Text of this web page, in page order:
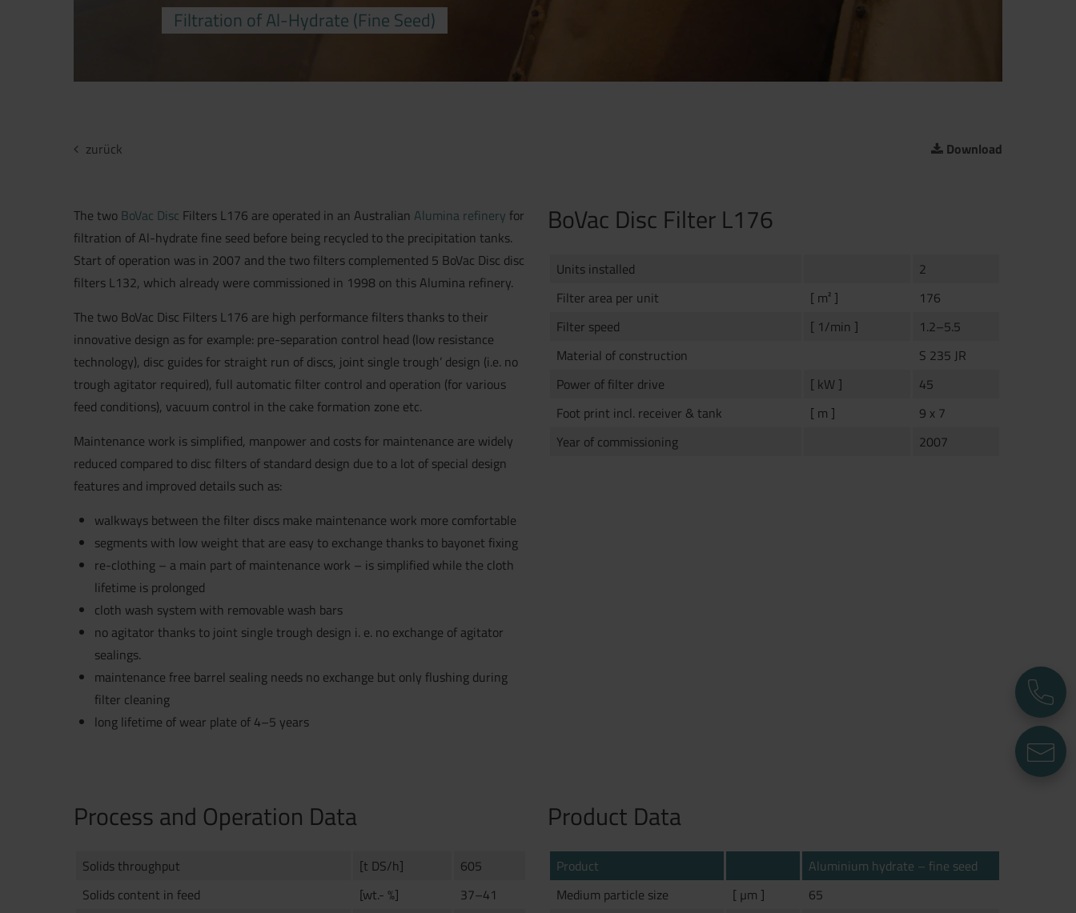
Filtration of Al-Hydrate (Fine Seed)
Download
zurück
The two BoVac Disc Filters L176 are operated in an Australian Alumina refinery for
filtration of Al-hydrate fine seed before being recycled to the precipitation tanks.
Start of operation was in 2007 and the two filters complemented 5 BoVac Disc disc
filters L132, which already were commissioned in 1998 on this Alumina refinery.
The two BoVac Disc Filters L176 are high performance filters thanks to their
innovative design as for example: pre-separation control head (low resistance
technology), disc guides for straight run of discs, joint single trough’ design (i.e. no
trough agitator required), full automatic filter control and operation (for various
feed conditions), vacuum control in the cake formation zone etc.
Maintenance work is simplified, manpower and costs for maintenance are widely
reduced compared to disc filters of standard design due to a lot of special design
features and improved details such as:
walkways between the filter discs make maintenance work more comfortable
segments with low weight that are easy to exchange thanks to bayonet fixing
re-clothing – a main part of maintenance work – is simplified while the cloth
lifetime is prolonged
cloth wash system with removable wash bars
no agitator thanks to joint single trough design i. e. no exchange of agitator
sealings.
maintenance free barrel sealing needs no exchange but only flushing during
filter cleaning
long lifetime of wear plate of 4–5 years
BoVac Disc Filter L176
Units installed
2
Filter area per unit
[ m² ]
176
Filter speed
[ 1/min ]
1.2–5.5
Material of construction
S 235 JR
Power of filter drive
[ kW ]
45
Foot print incl. receiver & tank
[ m ]
9 x 7
Year of commissioning
2007
Process and Operation Data
Solids throughput [t DS/h]
605
Solids content in feed
[wt.- %]
37–41
Product Data
Product
Aluminium hydrate – fine seed
Medium particle size
[ µm ]
65